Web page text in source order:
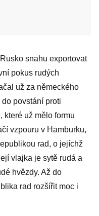
snahu exportovat
pokus rudých
už za německého
povstání proti
které už mělo formu
vzpouru v Hamburku,
rad, o jejíchž
vlajka je sytě rudá a
hvězdy. Až do
rad rozšířit moc i